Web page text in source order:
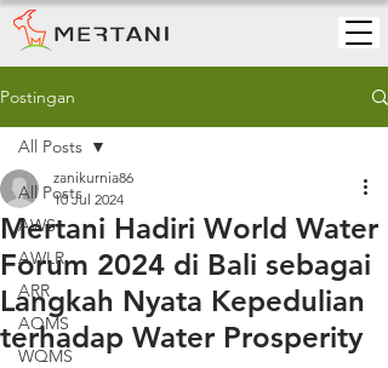
Postingan
All Posts
AWS
AWLR
ARR
AQMS
WQMS
All Posts
Mertani Hadiri World Water
Forum 2024 di Bali sebagai
Langkah Nyata Kepedulian
terhadap Water Prosperity
zanikurnia86
10 Jul 2024